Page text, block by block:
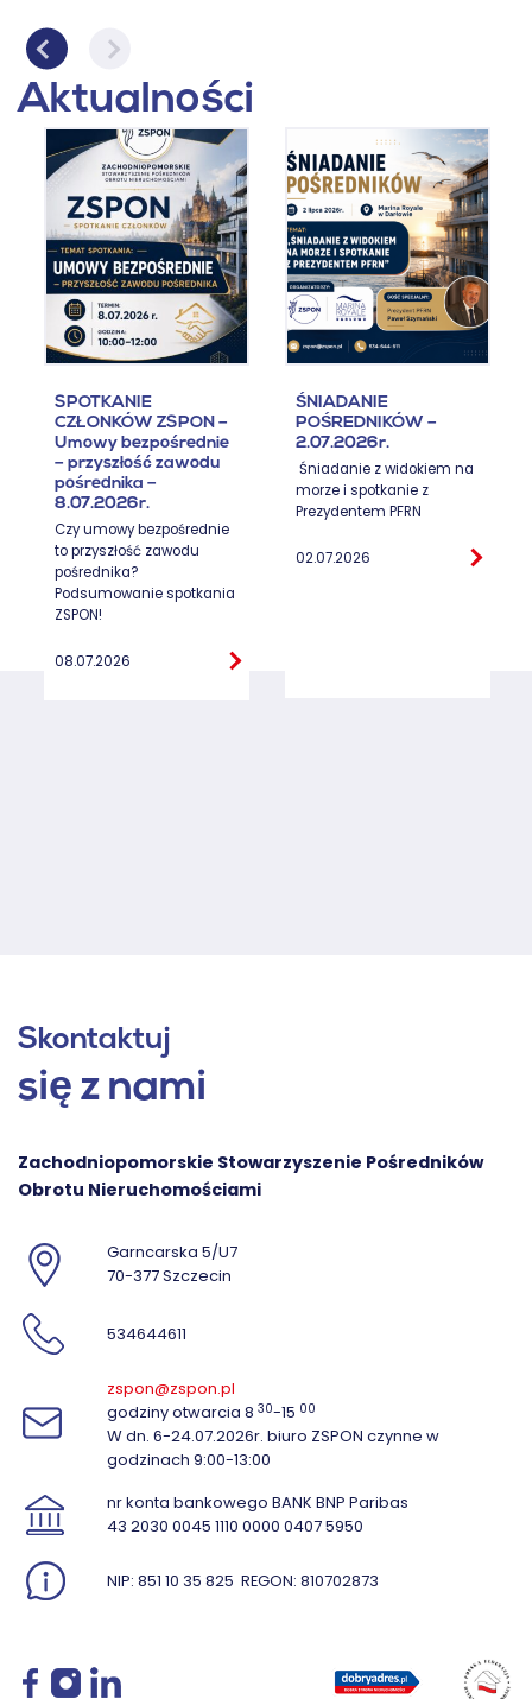
Aktualności
SPOTKANIE
CZŁONKÓW ZSPON –
Umowy bezpośrednie
– przyszłość zawodu
pośrednika –
8.07.2026r.
Czy umowy bezpośrednie
to przyszłość zawodu
pośrednika?
Podsumowanie spotkania
ZSPON!
08.07.2026
ŚNIADANIE
POŚREDNIKÓW –
2.07.2026r.
Śniadanie z widokiem na
morze i spotkanie z
Prezydentem PFRN
02.07.2026
Skontaktuj
się z nami
Zachodniopomorskie Stowarzyszenie Pośredników
Obrotu Nieruchomościami
Garncarska 5/U7
70-377 Szczecin
534644611
zspon@zspon.pl
godziny otwarcia 8 30-15 00
W dn. 6-24.07.2026r. biuro ZSPON czynne w
godzinach 9:00-13:00
nr konta bankowego BANK BNP Paribas
43 2030 0045 1110 0000 0407 5950
NIP: 851 10 35 825 REGON: 810702873